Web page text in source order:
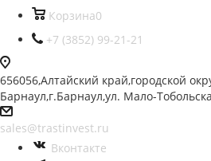
Корзина0
+7 (3852) 99-21-21
656056,Алтайский край,городской
Барнаул,г.Барнаул,ул. Мало-
sales@trastinvest.ru
Вконтакте